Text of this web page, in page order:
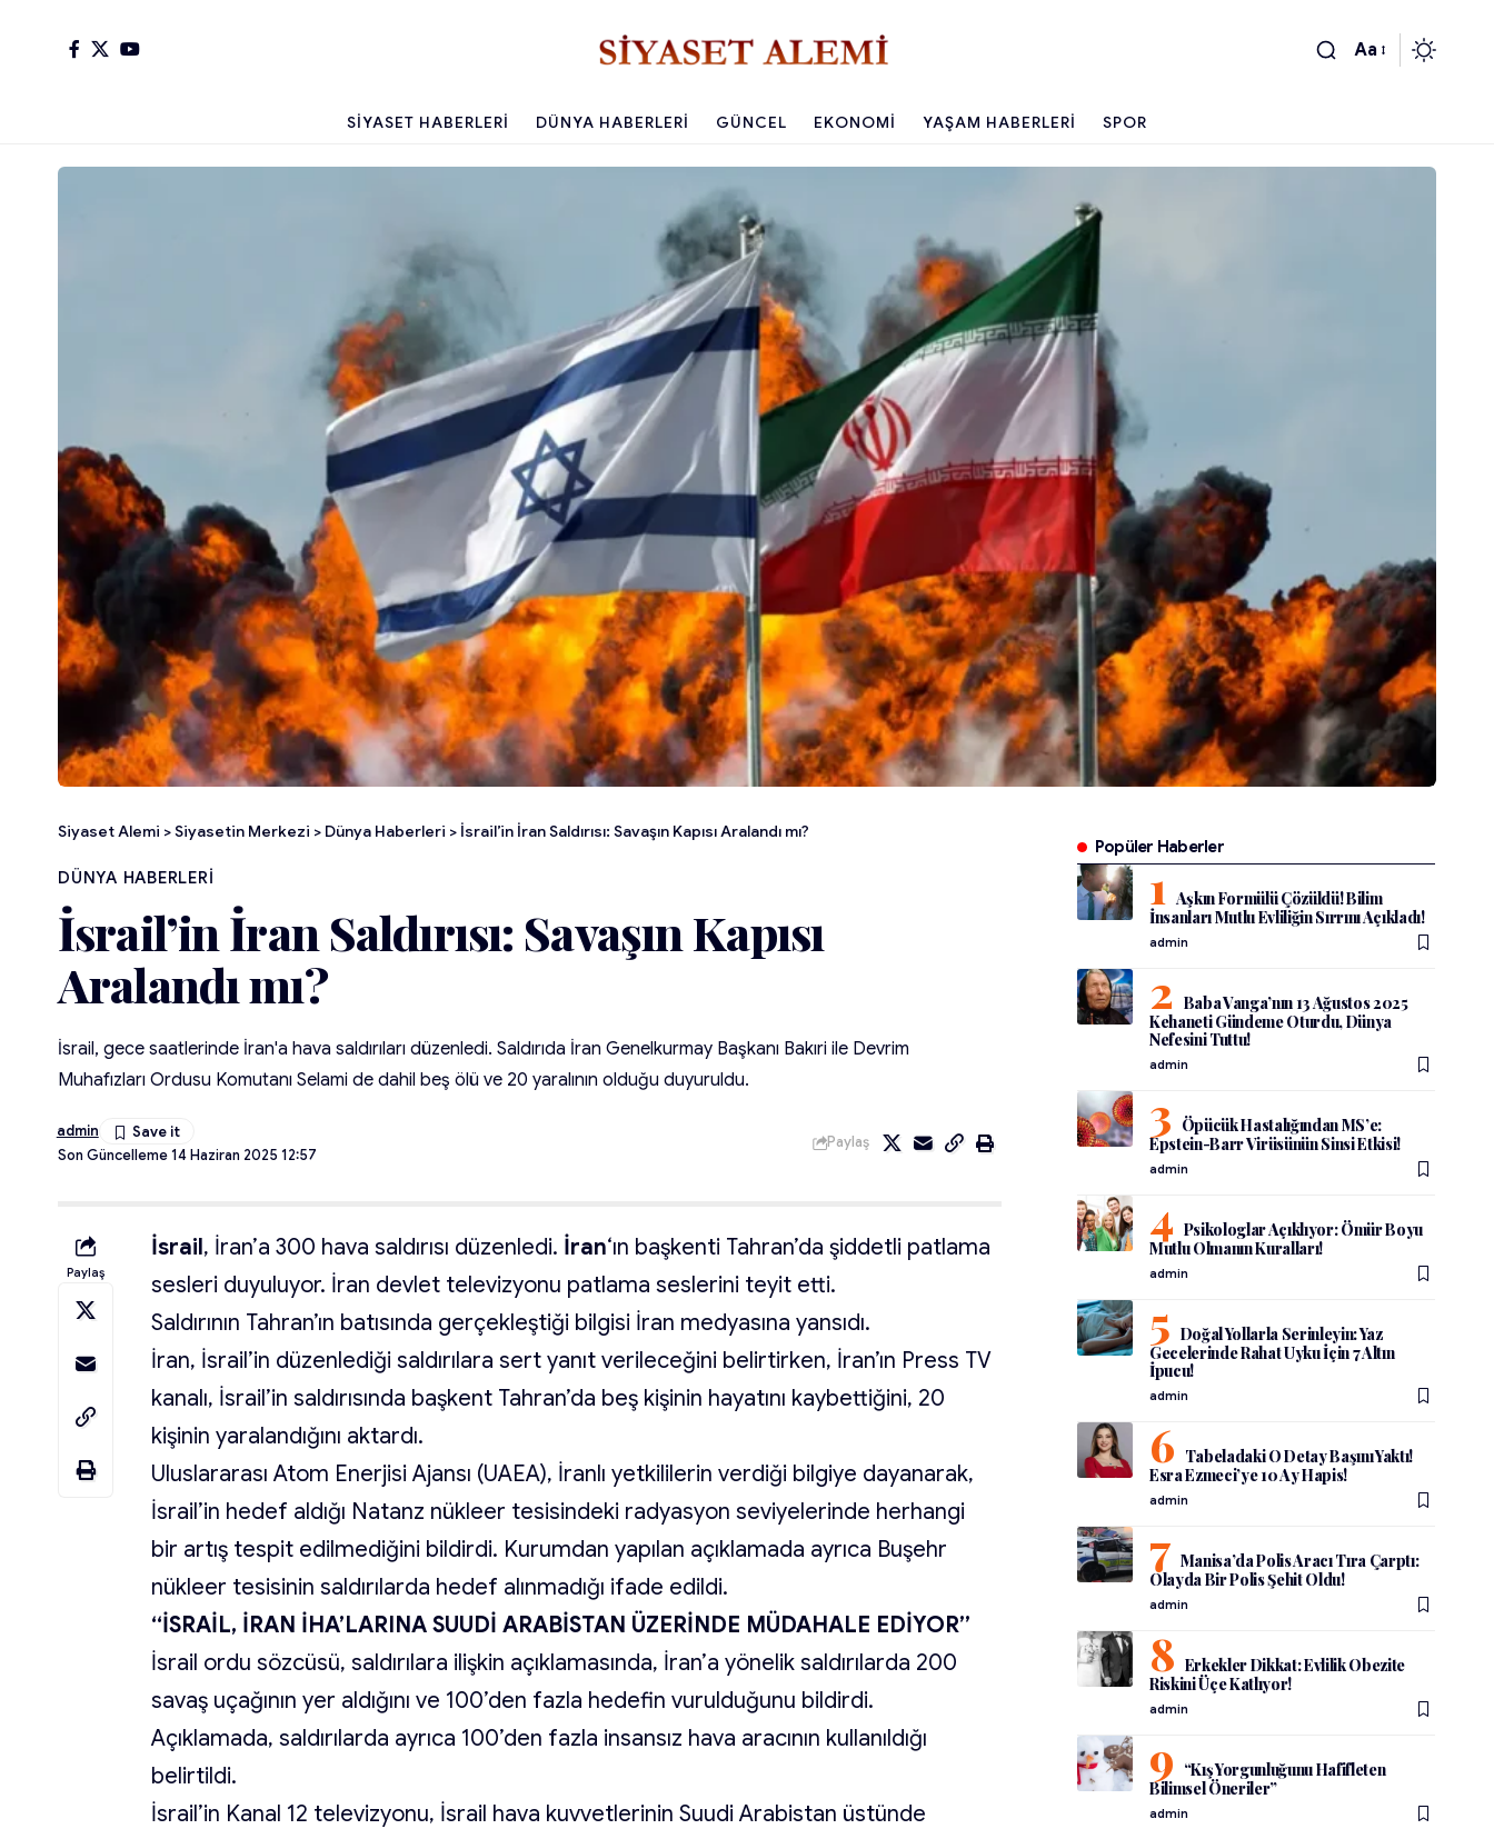
Aa
SIYASET HABERLERI DÜNYA HABERLERI GÜNCEL EKONOMI YAŞAM HABERLERI SPOR
Siyaset Alemi >Siyasetin Merkezi > Dünya Haberleri > İsrail’in İran Saldırısı: Savaşın Kapısı Aralandı mı?
DÜNYA HABERLERI
İsrail’in İran Saldırısı: Savaşın Kapısı
Aralandı mı?
İsrail, gece saatlerinde İran'a hava saldırıları düzenledi. Saldırıda İran Genelkurmay Başkanı Bakıri ile Devrim
Muhafızları Ordusu Komutanı Selami de dahil beş ölü ve 20 yaralının olduğu duyuruldu.
Son Güncelleme 14 Haziran 2025 12:57
admin
Paylaş
Paylaş
İsrail, İran’a 300 hava saldırısı düzenledi. İran‘ın başkenti Tahran’da şiddetli patlama
sesleri duyuluyor. İran devlet televizyonu patlama seslerini teyit etti.
Saldırının Tahran’ın batısında gerçekleştiği bilgisi İran medyasına yansıdı.
İran, İsrail’in düzenlediği saldırılara sert yanıt verileceğini belirtirken, İran’ın Press TV
kanalı, İsrail’in saldırısında başkent Tahran’da beş kişinin hayatını kaybettiğini, 20
kişinin yaralandığını aktardı.
Uluslararası Atom Enerjisi Ajansı (UAEA), İranlı yetkililerin verdiği bilgiye dayanarak,
İsrail’in hedef aldığı Natanz nükleer tesisindeki radyasyon seviyelerinde herhangi
bir artış tespit edilmediğini bildirdi. Kurumdan yapılan açıklamada ayrıca Buşehr
nükleer tesisinin saldırılarda hedef alınmadığı ifade edildi.
“İSRAİL, İRAN İHA’LARINA SUUDİ ARABİSTAN ÜZERİNDE MÜDAHALE EDİYOR”
İsrail ordu sözcüsü, saldırılara ilişkin açıklamasında, İran’a yönelik saldırılarda 200
savaş uçağının yer aldığını ve 100’den fazla hedefin vurulduğunu bildirdi.
Açıklamada, saldırılarda ayrıca 100’den fazla insansız hava aracının kullanıldığı
belirtildi.
İsrail’in Kanal 12 televizyonu, İsrail hava kuvvetlerinin Suudi Arabistan üstünde
Popüler Haberler
Aşkın Formülü Çözüldü! Bilim
İnsanları Mutlu Evliliğin Sırrını Açıkladı!
admin
Baba Vanga’nın 13 Ağustos 2025
Kehaneti Gündeme Oturdu, Dünya
Nefesini Tuttu!
admin
Öpücük Hastalığından MS’e:
Epstein-Barr Virüsünün Sinsi Etkisi!
admin
Psikologlar Açıklıyor: Ömür Boyu
Mutlu Olmanın Kuralları!
admin
Doğal Yollarla Serinleyin: Yaz
Gecelerinde Rahat Uyku İçin 7 Altın
İpucu!
admin
Tabeladaki O Detay Başını Yaktı!
Esra Ezmeci’ye 10 Ay Hapis!
admin
Manisa’da Polis Aracı Tıra Çarptı:
Olayda Bir Polis Şehit Oldu!
admin
Erkekler Dikkat: Evlilik Obezite
Riskini Üçe Katlıyor!
admin
“Kış Yorgunluğunu Hafifleten
Bilimsel Öneriler”
admin